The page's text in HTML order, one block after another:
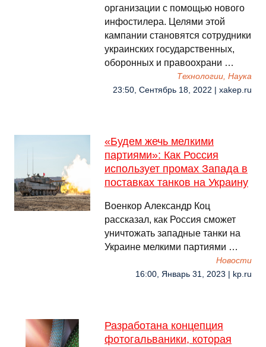
организации с помощью нового
инфостилера. Целями этой
кампании становятся сотрудники
украинских государственных,
оборонных и правоохрани …
Технологии, Наука
23:50, Сентябрь 18, 2022 | xakep.ru
«Будем жечь мелкими
партиями»: Как Россия
использует промах Запада в
поставках танков на Украину
Военкор Александр Коц
рассказал, как Россия сможет
уничтожать западные танки на
Украине мелкими партиями …
Новости
16:00, Январь 31, 2023 | kp.ru
Разработана концепция
фотогальваники, которая